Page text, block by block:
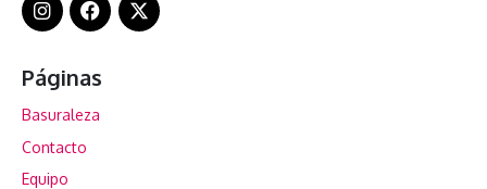
Páginas
Basuraleza
Contacto
Equipo